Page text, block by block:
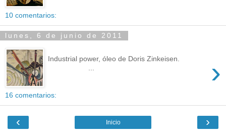
10 comentarios:
lunes, 6 de junio de 2011
›
Industrial power, óleo de Doris Zinkeisen.
16 comentarios:
‹ ›
Inicio